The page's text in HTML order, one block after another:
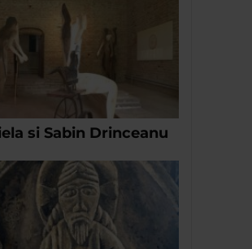
si Sabin Drinceanu